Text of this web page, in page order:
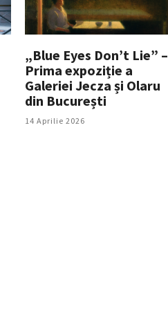
„Blue Eyes Don’t Lie” –
Prima expoziție a
Galeriei Jecza și Olaru
din București
14 Aprilie 2026